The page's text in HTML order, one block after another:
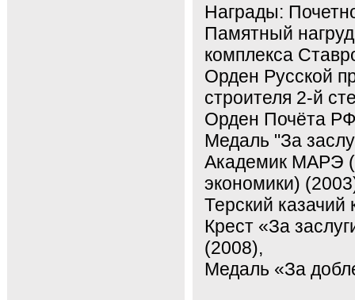
Награды:
Памятный
комплекса
Орден Русской
строителя 2-й
Орден Почёта
Медаль "За
Академик МАРЭ
экономики)
Терский
Крест «За
(2008),
Медаль «За